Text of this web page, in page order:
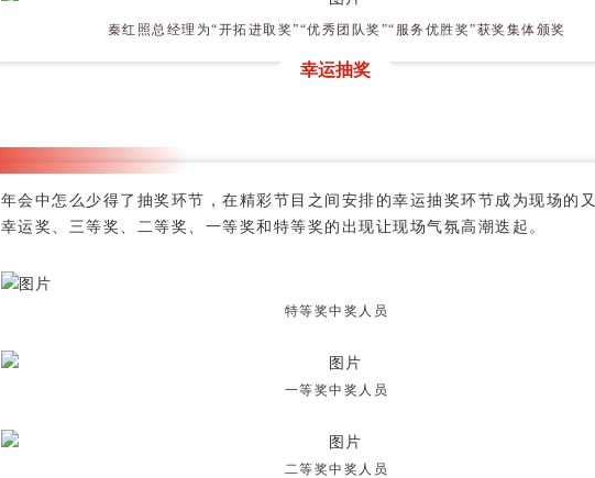
秦红照总经理为“开拓进取奖”“优秀团队奖”“服务优胜奖”获奖集体颁奖
幸运抽奖
年会中怎么少得了抽奖环节， 在精彩节目之间安排的幸运抽奖环节成为现场的又
幸运奖、三等奖、二等奖、一等奖和特等奖的出现让现场气氛高潮迭起。
特等奖中奖人员
一等奖中奖人员
二等奖中奖人员